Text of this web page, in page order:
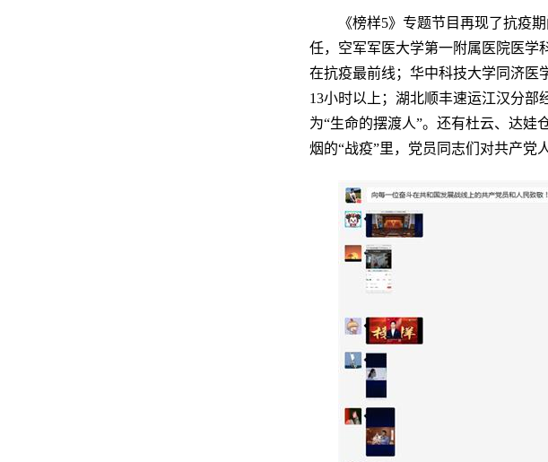
《榜样5》专题节目再现了抗疫
任，空军军医大学第一附属医院医学
在抗疫最前线；华中科技大学同济医
13小时以上；湖北顺丰速运江汉分
为“生命的摆渡人”。还有杜云、达娃
烟的“战疫”里，党员同志们对共产党